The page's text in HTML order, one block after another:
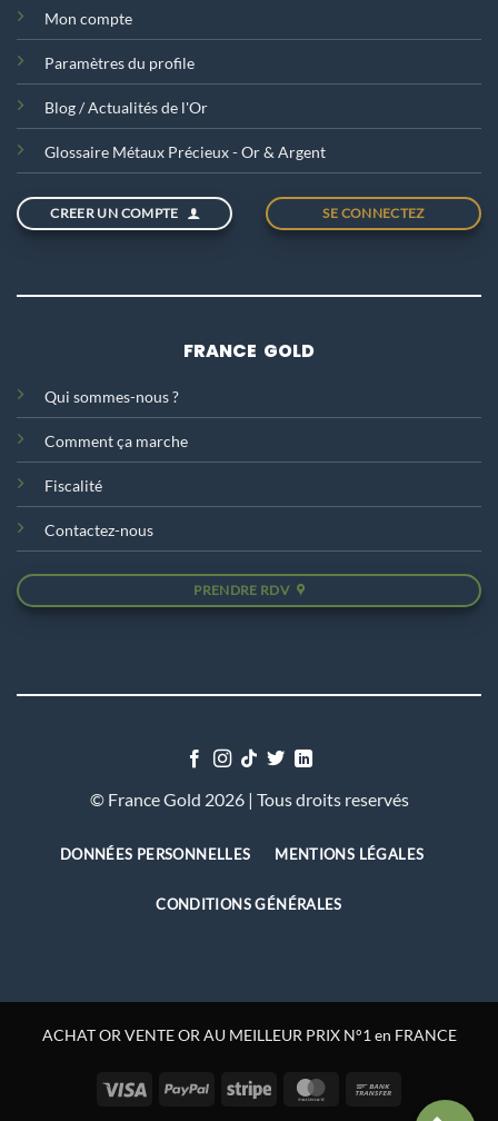
Mon compte
Paramètres du profile
Blog / Actualités de l'Or
Glossaire Métaux Précieux - Or & Argent
CREER UN COMPTE SE CONNECTEZ
FRANCE GOLD
Qui sommes-nous ?
Comment ça marche
Fiscalité
Contactez-nous
PRENDRE RDV
© France Gold 2026 | Tous droits reservés
DONNÉES PERSONNELLES MENTIONS LÉGALES
CONDITIONS GÉNÉRALES
ACHAT OR VENTE OR AU MEILLEUR PRIX N°1 en FRANCE
Visa PayPal Stripe MasterCard
Transfer